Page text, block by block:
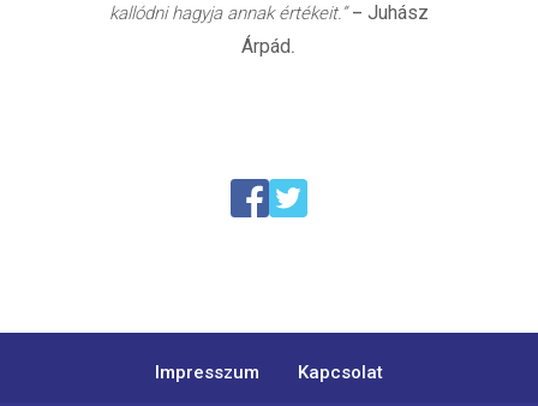
kallódni hagyja annak értékeit.”– Juhász
Árpád.
Impresszum Kapcsolat